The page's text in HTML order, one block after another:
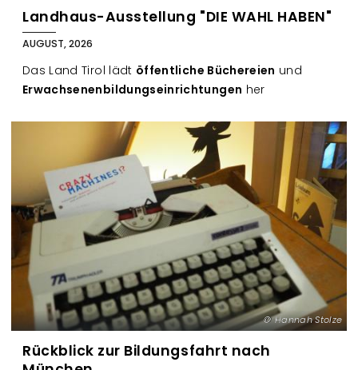
Landhaus-Ausstellung "DIE WAHL HABEN"
AUGUST, 2026
Das Land Tirol lädt öffentliche Büchereien und
Erwachsenenbildungseinrichtungen her
Hannah Stolze
Rückblick zur Bildungsfahrt nach